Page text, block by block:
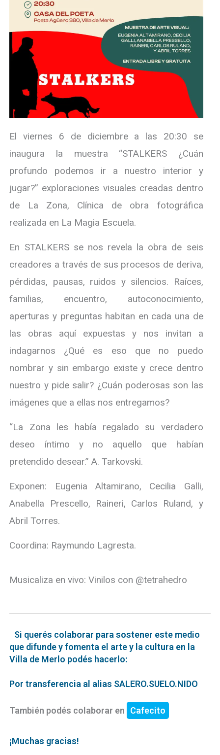
El viernes 6 de diciembre a las 20:30 se
inaugura la muestra “STALKERS ¿Cuán
profundo podemos ir a nuestro interior y
jugar?” exploraciones visuales creadas dentro
de La Zona, Clínica de obra fotográfica
realizada en La Magia Escuela.
En STALKERS se nos revela la obra de seis
creadores a través de sus procesos de deriva,
pérdidas, pausas, ruidos y silencios. Raíces,
familias, encuentro, autoconocimiento,
aperturas y preguntas habitan en cada una de
las obras aquí expuestas y nos invitan a
indagarnos ¿Qué es eso que no puedo
nombrar y sin embargo existe y crece dentro
nuestro y pide salir? ¿Cuán poderosas son las
imágenes que a ellas nos entregamos?
“La Zona les había regalado su verdadero
deseo íntimo y no aquello que habían
pretendido desear.” A. Tarkovski.
Exponen: Eugenia Altamirano, Cecilia Galli,
Anabella Prescello, Raineri, Carlos Ruland, y
Abril Torres.
Coordina: Raymundo Lagresta.
Musicaliza en vivo: Vinilos con @tetrahedro
Si querés colaborar para sostener este medio
que difunde y fomenta el arte y la cultura en la
Villa de Merlo podés hacerlo:
Por transferencia al alias SALERO.SUELO.NIDO
También podés colaborar en Cafecito
¡Muchas gracias!